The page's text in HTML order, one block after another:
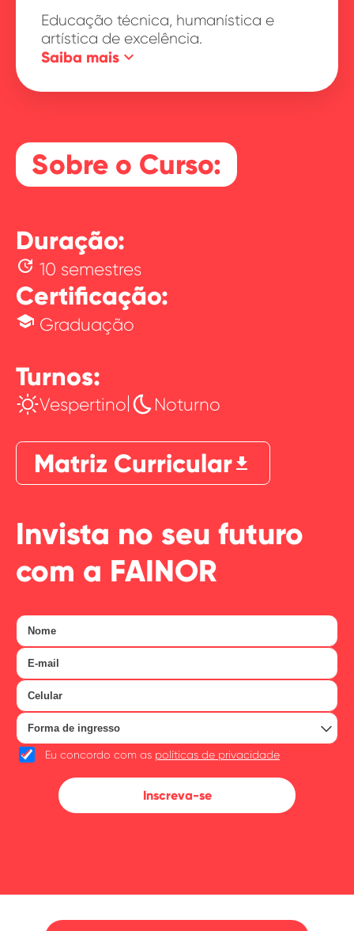
Educação técnica, humanística e
artística de excelência.
Saiba mais keyboard_arrow_down
Sobre o Curso:
Duração:
update 10 semestres
Certificação:
school Graduação
Turnos:
Vespertino| Noturno
Matriz Curricular download
Invista no seu futuro
com a FAINOR
Eu concordo com as políticas de privacidade
Inscreva-se